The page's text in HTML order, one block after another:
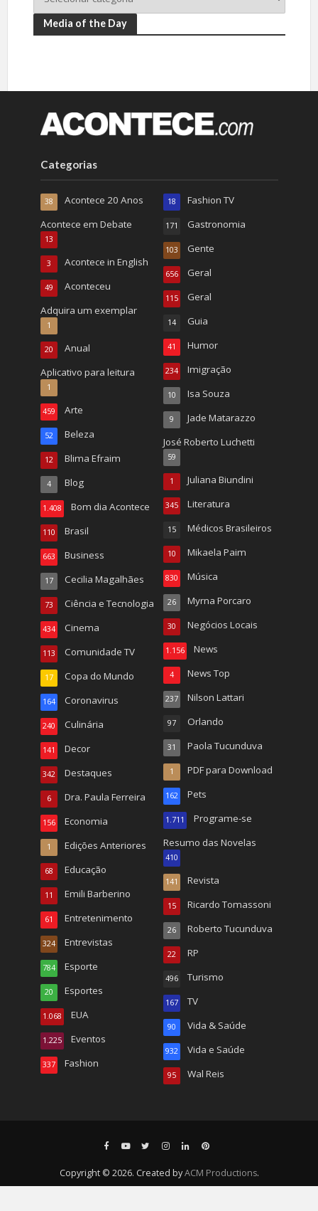
Media of the Day
Categorias
Acontece 20 Anos
38
Acontece em Debate
13
Acontece in English
3
Aconteceu
49
Adquira um exemplar
1
Anual
20
Aplicativo para leitura
1
Arte
459
Beleza
52
Blima Efraim
12
Blog
4
Bom dia Acontece
1.408
Brasil
110
Business
663
Cecilia Magalhães
17
Ciência e Tecnologia
73
Cinema
434
Comunidade TV
113
Copa do Mundo
17
Coronavirus
164
Culinária
240
Decor
141
Destaques
342
Dra. Paula Ferreira
6
Economia
156
Edições Anteriores
1
Educação
68
Emili Barberino
11
Entretenimento
61
Entrevistas
324
Esporte
784
Esportes
20
EUA
1.068
Eventos
1.225
Fashion
337
Fashion TV
18
Gastronomia
171
Gente
103
Geral
656
Geral
115
Guia
14
Humor
41
Imigração
234
Isa Souza
10
Jade Matarazzo
9
José Roberto Luchetti
59
Juliana Biundini
1
Literatura
345
Médicos Brasileiros
15
Mikaela Paim
10
Música
830
Myrna Porcaro
26
Negócios Locais
30
News
1.156
News Top
4
Nilson Lattari
237
Orlando
97
Paola Tucunduva
31
PDF para Download
1
Pets
162
Programe-se
1.711
Resumo das Novelas
410
Revista
141
Ricardo Tomassoni
15
Roberto Tucunduva
26
RP
22
Turismo
496
TV
167
Vida & Saúde
90
Vida e Saúde
932
Wal Reis
95
Copyright © 2026. Created byACM Productions.